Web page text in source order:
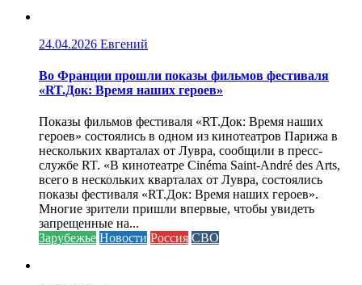
24.04.2026 Евгений
Во Франции прошли показы фильмов фестиваля
«RT.Док: Время наших героев»
Показы фильмов фестиваля «RT.Док: Время наших
героев» состоялись в одном из кинотеатров Парижа в
нескольких кварталах от Лувра, сообщили в пресс-
службе RT. «В кинотеатре Cinéma Saint-André des Arts,
всего в нескольких кварталах от Лувра, состоялись
показы фестиваля «RT.Док: Время наших героев».
Многие зрители пришли впервые, чтобы увидеть
запрещенные на...
Зарубежье Новости Россия СВО